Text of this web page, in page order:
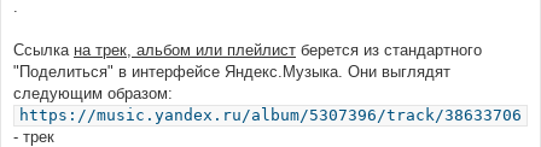
Ссылка на трек, альбом или плейлист берется из стандартного
"Поделиться" в интерфейсе Яндекс.Музыка. Они выглядят
следующим образом:
https://music.yandex.ru/album/5307396/track/38633706
- трек